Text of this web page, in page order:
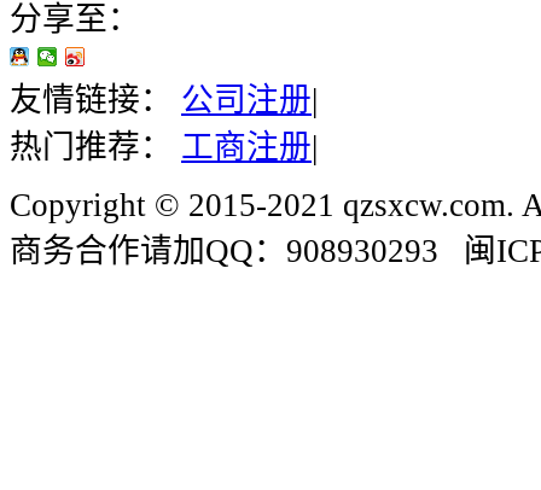
分享至：
友情链接： 公司注册|
热门推荐：
工商注册|
Copyright © 2015-2021 qzsxcw.com.
商务合作请加QQ：908930293 闽